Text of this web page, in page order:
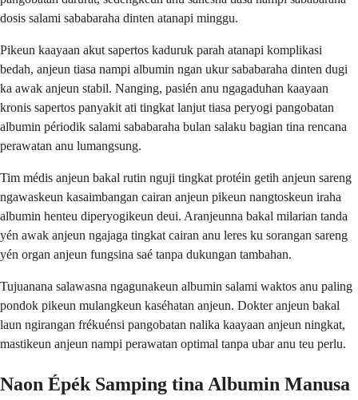
dosis salami sababaraha dinten atanapi minggu.
Pikeun kaayaan akut sapertos kaduruk parah atanapi komplikasi
bedah, anjeun tiasa nampi albumin ngan ukur sababaraha dinten dugi
ka awak anjeun stabil. Nanging, pasién anu ngagaduhan kaayaan
kronis sapertos panyakit ati tingkat lanjut tiasa peryogi pangobatan
albumin périodik salami sababaraha bulan salaku bagian tina rencana
perawatan anu lumangsung.
Tim médis anjeun bakal rutin nguji tingkat protéin getih anjeun sareng
ngawaskeun kasaimbangan cairan anjeun pikeun nangtoskeun iraha
albumin henteu diperyogikeun deui. Aranjeunna bakal milarian tanda
yén awak anjeun ngajaga tingkat cairan anu leres ku sorangan sareng
yén organ anjeun fungsina saé tanpa dukungan tambahan.
Tujuanana salawasna ngagunakeun albumin salami waktos anu paling
pondok pikeun mulangkeun kaséhatan anjeun. Dokter anjeun bakal
laun ngirangan frékuénsi pangobatan nalika kaayaan anjeun ningkat,
mastikeun anjeun nampi perawatan optimal tanpa ubar anu teu perlu.
Naon Épék Samping tina Albumin Manusa